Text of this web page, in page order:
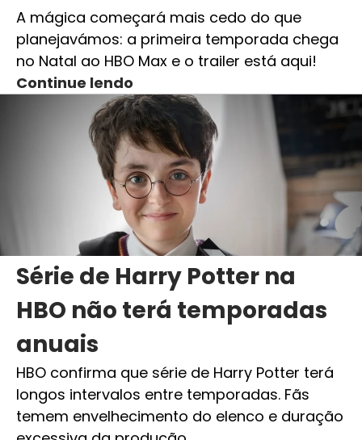
A mágica começará mais cedo do que
planejavámos: a primeira temporada chega
no Natal ao HBO Max e o trailer está aqui!
Continue lendo
Série de Harry Potter na
HBO não terá temporadas
anuais
HBO confirma que série de Harry Potter terá
longos intervalos entre temporadas. Fãs
temem envelhecimento do elenco e duração